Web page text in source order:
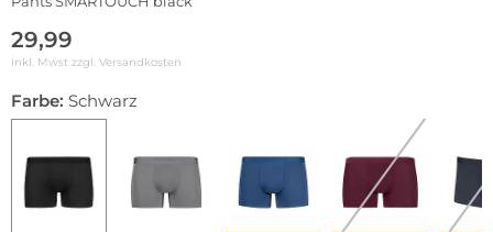
29,99
inkl. Mwst zzgl. Versandkosten
Farbe: Schwarz